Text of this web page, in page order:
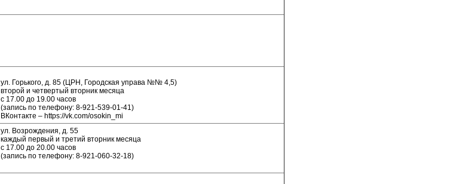
ул. Горького, д. 85 (ЦРН, Городская управа №№ 4,5)
второй и четвертый вторник месяца
с 17.00 до 19.00 часов
(запись по телефону: 8-921-539-01-41)
ВКонтакте – https://vk.com/osokin_mi
ул. Возрождения, д. 55
каждый первый и третий вторник месяца
с 17.00 до 20.00 часов
(запись по телефону: 8-921-060-32-18)